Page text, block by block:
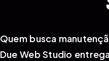
Quem busca
Due Web Studio